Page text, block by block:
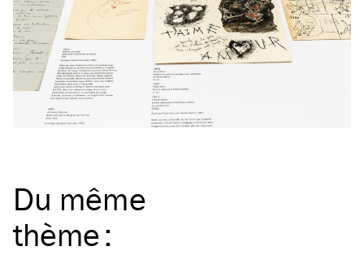
Du même
thème: